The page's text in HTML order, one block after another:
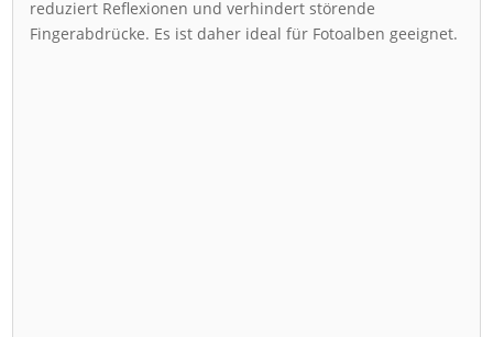
reduziert Reflexionen und verhindert störende
Fingerabdrücke. Es ist daher ideal für Fotoalben geeignet.